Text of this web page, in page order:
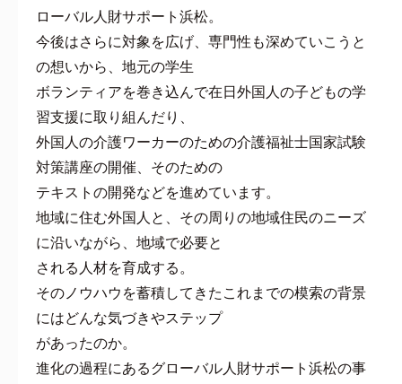
ローバル人財サポート浜松。
今後はさらに対象を広げ、専門性も深めていこうと
の想いから、地元の学生
ボランティアを巻き込んで在日外国人の子どもの学
習支援に取り組んだり、
外国人の介護ワーカーのための介護福祉士国家試験
対策講座の開催、そのための
テキストの開発などを進めています。
地域に住む外国人と、その周りの地域住民のニーズ
に沿いながら、地域で必要と
される人材を育成する。
そのノウハウを蓄積してきたこれまでの模索の背景
にはどんな気づきやステップ
があったのか。
進化の過程にあるグローバル人財サポート浜松の事